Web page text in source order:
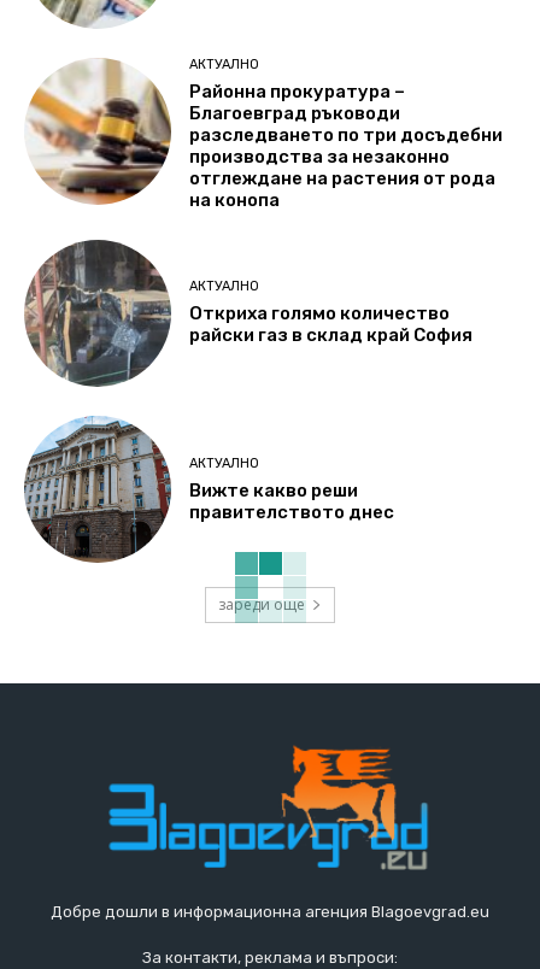
АКТУАЛНО
Районна прокуратура –
Благоевград ръководи
разследването по три досъдебни
производства за незаконно
отглеждане на растения от рода
на конопа
АКТУАЛНО
Откриха голямо количество
райски газ в склад край София
АКТУАЛНО
Вижте какво реши
правителството днес
зареди още
Добре дошли в информационна агенция Blagoevgrad.eu
За контакти, реклама и въпроси: